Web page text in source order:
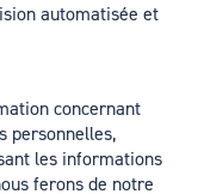
automatisée et
concernant
personnelles,
les informations
ferons de notre